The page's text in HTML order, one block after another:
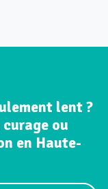
lent ?
ou
en Haute-